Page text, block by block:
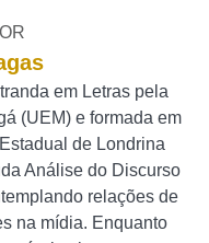
em Letras pela
(UEM) e formada em
de Londrina
Análise do Discurso
relações de
na mídia. Enquanto